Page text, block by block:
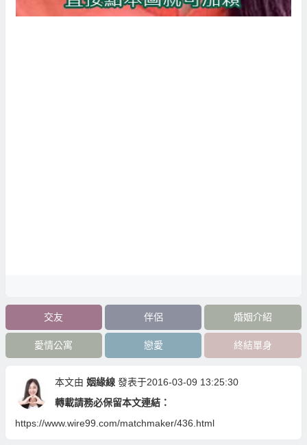
交友 伴侶 婚姻介紹
愛情公寓 戀愛 終結單身
本文由 姻緣線 發表于2016-03-09 13:25:30
轉載請務必保留本文連結：
https://www.wire99.com/matchmaker/436.html